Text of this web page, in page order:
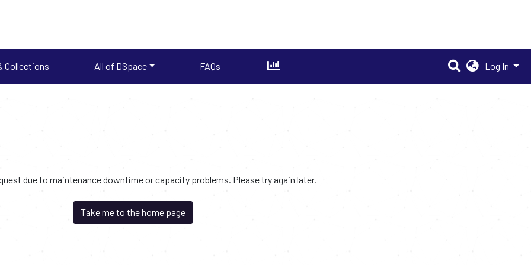
Collections All of DSpace FAQs Log In
due to maintenance downtime or capacity problems. Please try again later.
Take me to the home page